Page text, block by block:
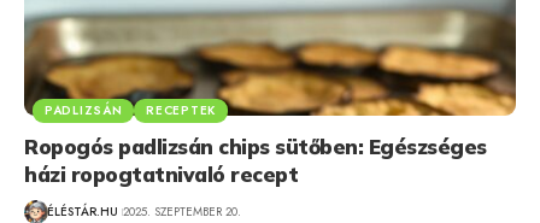
PADLIZSÁN RECEPTEK
Ropogós padlizsán chips sütőben: Egészséges
házi ropogtatnivaló recept
ÉLÉSTÁR.HU 2025. SZEPTEMBER 20.